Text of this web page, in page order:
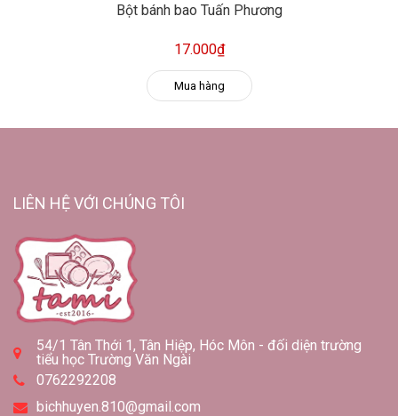
Bột bánh bao Tuấn Phương
17.000₫
Mua hàng
LIÊN HỆ VỚI CHÚNG TÔI
54/1 Tân Thới 1, Tân Hiệp, Hóc Môn - đối diện trường
tiểu học Trường Văn Ngài
0762292208
bichhuyen.810@gmail.com